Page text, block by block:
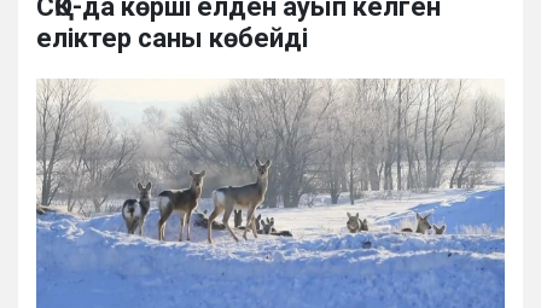
СҚО-да көрші елден ауып келген
еліктер саны көбейді